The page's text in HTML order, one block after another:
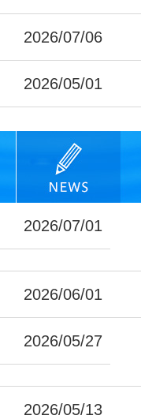
2026/07/06
2026/05/01
2026/07/01
2026/06/01
2026/05/27
2026/05/13